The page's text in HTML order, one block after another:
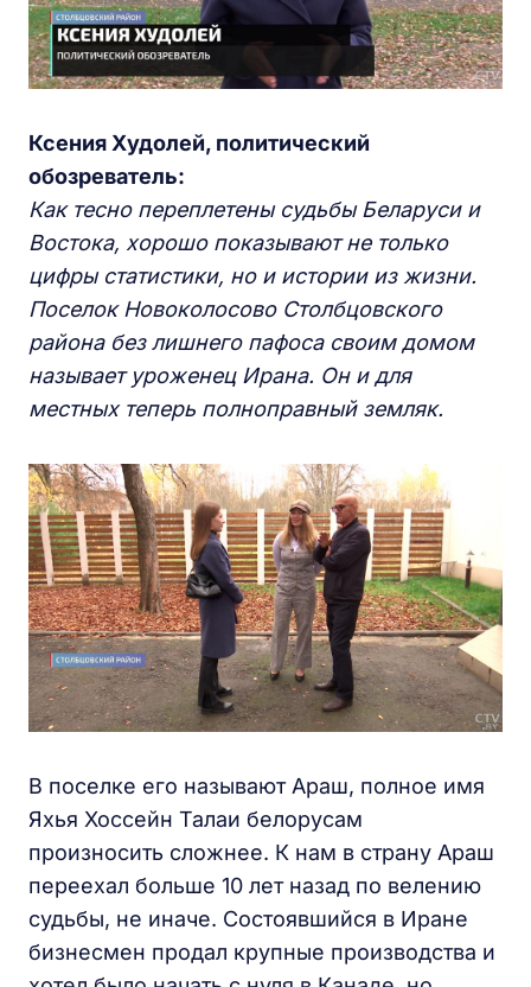
Ксения Худолей, политический
обозреватель:
Как тесно переплетены судьбы Беларуси и
Востока, хорошо показывают не только
цифры статистики, но и истории из жизни.
Поселок Новоколосово Столбцовского
района без лишнего пафоса своим домом
называет уроженец Ирана. Он и для
местных теперь полноправный земляк.
В поселке его называют Араш, полное имя
Яхья Хоссейн Талаи белорусам
произносить сложнее. К нам в страну Араш
переехал больше 10 лет назад по велению
судьбы, не иначе. Состоявшийся в Иране
бизнесмен продал крупные производства и